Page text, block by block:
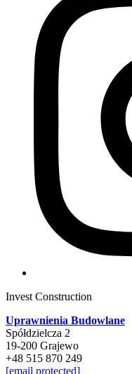
Invest Construction
Uprawnienia Budowlane
Spółdzielcza 2
19-200 Grajewo
+48 515 870 249
[email protected]